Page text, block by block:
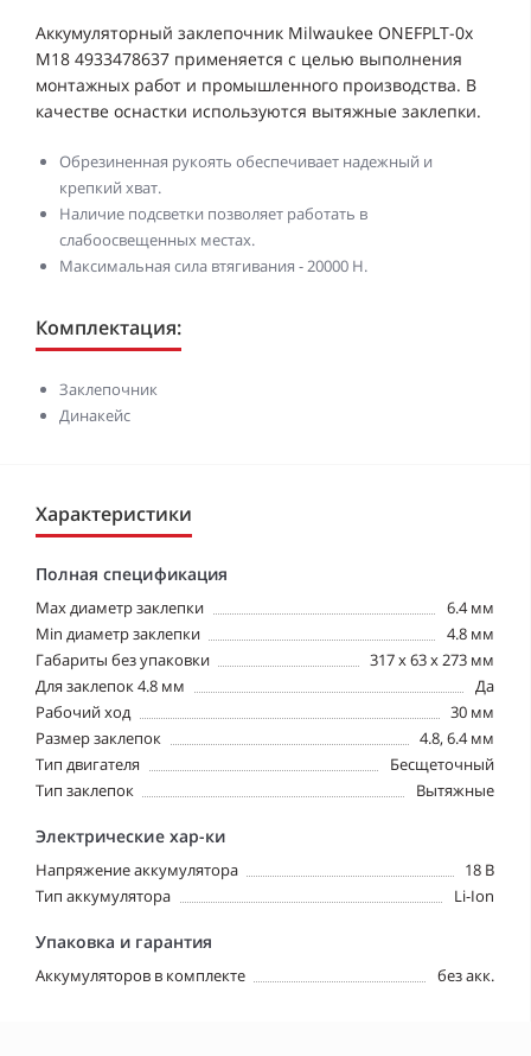
Аккумуляторный заклепочник Milwaukee ONEFPLT-0x
M18 4933478637 применяется с целью выполнения
монтажных работ и промышленного производства. В
качестве оснастки используются вытяжные заклепки.
Обрезиненная рукоять обеспечивает надежный и
крепкий хват.
Наличие подсветки позволяет работать в
слабоосвещенных местах.
Максимальная сила втягивания - 20000 Н.
Комплектация:
Заклепочник
Динакейс
Характеристики
Полная спецификация
Max диаметр заклепки
6.4 мм
Min диаметр заклепки
4.8 мм
Габариты без упаковки
317 x 63 x 273 мм
Для заклепок 4.8 мм
Да
Рабочий ход
30 мм
Размер заклепок
4.8, 6.4 мм
Тип двигателя
Бесщеточный
Тип заклепок
Вытяжные
Электрические хар-ки
Напряжение аккумулятора
18 В
Тип аккумулятора
Li-Ion
Упаковка и гарантия
Аккумуляторов в комплекте без акк.